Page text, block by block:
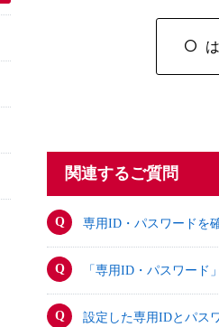
関連するご質問
専用ID・パスワードを
「専用ID・パスワード
設定した専用IDとパス